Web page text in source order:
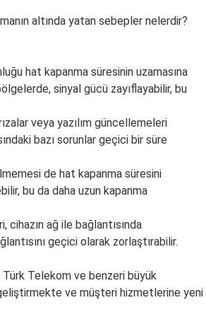
altında yatan sebepler nelerdir?
hat kapanma süresinin uzamasına
sinyal gücü zayıflayabilir, bu
veya yazılım güncellemeleri
bazı sorunlar geçici bir süre
de hat kapanma süresini
bu da daha uzun kapanma
cihazın ağ ile bağlantısında
geçici olarak zorlaştırabilir.
Türk Telekom ve benzeri büyük
ve müşteri hizmetlerine yeni